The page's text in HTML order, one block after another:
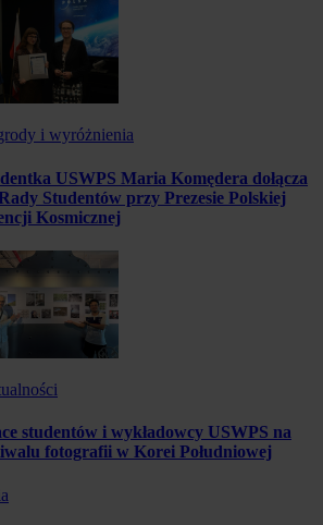
i wyróżnienia
USWPS Maria Komędera dołącza
Studentów przy Prezesie Polskiej
Kosmicznej
studentów i wykładowcy USWPS na
fotografii w Korei Południowej